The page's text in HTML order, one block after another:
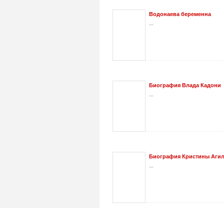
Водонаева беременна
Биография Влада Кадони
Биография Кристины